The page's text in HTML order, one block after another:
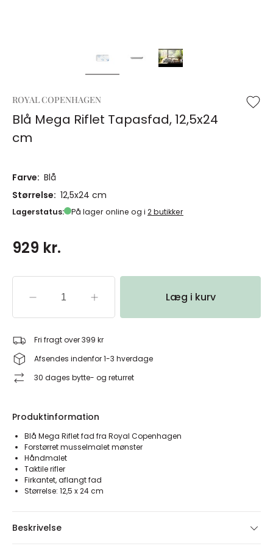
ROYAL COPENHAGEN
Blå Mega Riflet Tapasfad, 12,5x24
cm
Farve: Blå
Størrelse: 12,5x24 cm
Lagerstatus: På lager online og i 2 butikker
929 kr.
Læg i kurv
Fri fragt over 399 kr
Afsendes indenfor 1-3 hverdage
30 dages bytte- og returret
Produktinformation
Blå Mega Riflet fad fra Royal Copenhagen
Forstørret musselmalet mønster
Håndmalet
Taktile rifler
Firkantet, aflangt fad
Størrelse: 12,5 x 24 cm
Beskrivelse